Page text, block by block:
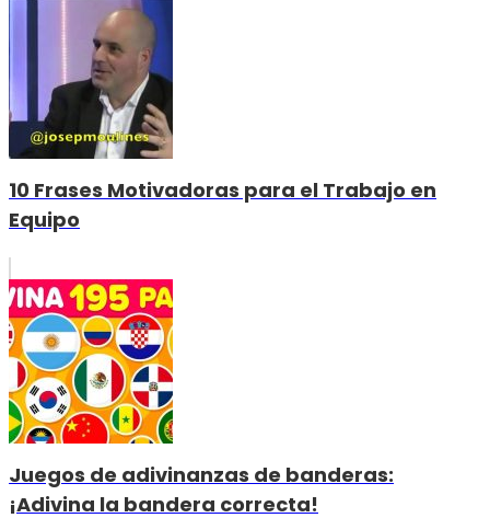
10 Frases Motivadoras para el Trabajo en
Equipo
Juegos de adivinanzas de banderas:
¡Adivina la bandera correcta!